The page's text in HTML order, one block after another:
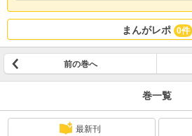
まんがレポ 0件
前の巻へ
巻一覧
最新刊